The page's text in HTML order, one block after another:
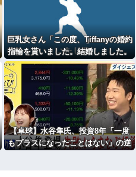
巨乳女さん「この度、Tiffanyの婚約
指輪を貰いました。結婚しました。
弱男息してる？？」
【卓球】水谷隼氏、投資8年「一度
もプラスになったことはない」の逆